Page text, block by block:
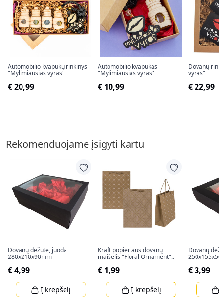
Automobilio kvapukų rinkinys
"Mylimiausias vyras"
€ 20,99
Automobilio kvapukas
"Mylimiausias vyras"
€ 10,99
Dovanų
vyras"
€ 22,99
Rekomenduojame įsigyti kartu
Dovanų dėžutė, juoda
280x210x90mm
€ 4,99
Į krepšelį
Kraft popieriaus dovanų
maišelis "Floral Ornament"
€ 1,99
Į krepšelį
Dovanų
€ 3,99